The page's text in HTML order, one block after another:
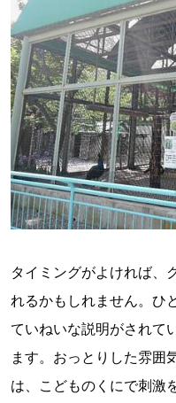
タイミングがよければ、
れるかもしれません。ひ
ていねいな説明がされて
ます。おっとりした雰囲
は、こどものくにで刺激